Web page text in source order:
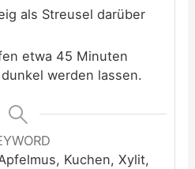
als Streusel darüber
etwa 45 Minuten
werden lassen.
Kuchen, Xylit,